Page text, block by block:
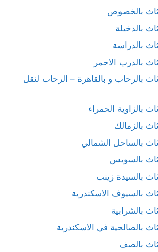
بالخصوص
بالدخيلة
بالدراسة
بالدرب الاحمر
بالرحاب و بالقاهرة – الرحاب لنقل
بالزاوية الحمراء
بالزمالك
بالساحل الشمالي
بالسويس
بالسيدة زينب
بالسيوف الاسكندرية
بالشرابية
بالصالحية في الاسكندرية
بالصف